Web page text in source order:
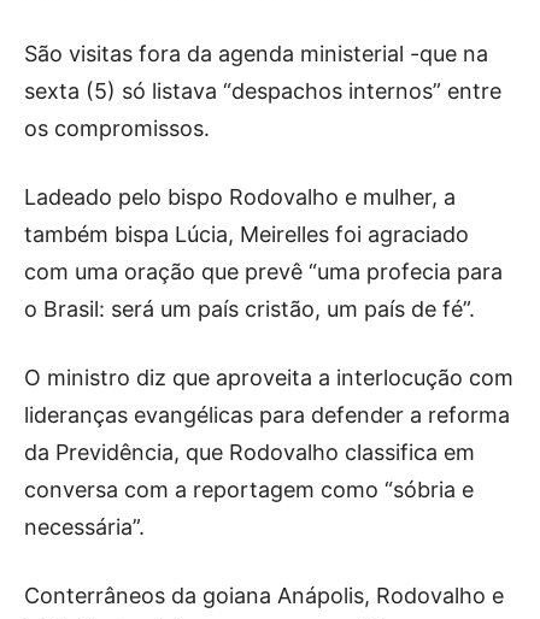
São visitas fora da agenda ministerial -que na
sexta (5) só listava “despachos internos” entre
os compromissos.
Ladeado pelo bispo Rodovalho e mulher, a
também bispa Lúcia, Meirelles foi agraciado
com uma oração que prevê “uma profecia para
o Brasil: será um país cristão, um país de fé”.
O ministro diz que aproveita a interlocução com
lideranças evangélicas para defender a reforma
da Previdência, que Rodovalho classifica em
conversa com a reportagem como “sóbria e
necessária”.
Conterrâneos da goiana Anápolis, Rodovalho e